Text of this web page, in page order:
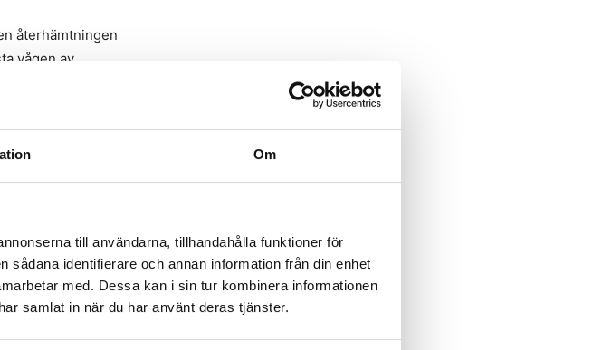
Om
till användarna, tillhandahålla funktioner för
identifierare och annan information från din enhet
med. Dessa kan i sin tur kombinera informationen
samlat in när du har använt deras tjänster.
återhämtningen
vågen av
SATS
De har
besök på
i befolkningen nu
av våra
och hemma,
är viktigare än
SATS Group.